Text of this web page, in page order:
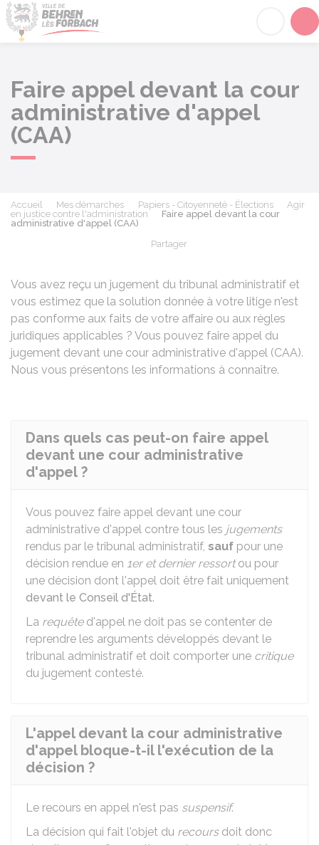
Faire appel devant la cour
administrative d'appel
(CAA)
Accueil Mes démarches Papiers - Citoyenneté - Élections
Agir
en justice contre l'administration
Faire appel devant la cour
administrative d'appel (CAA)
Partager
Vous avez reçu un jugement du tribunal administratif et
vous estimez que la solution donnée à votre litige n'est
pas conforme aux faits de votre affaire ou aux règles
juridiques applicables ? Vous pouvez faire appel du
jugement devant une cour administrative d'appel (CAA).
Nous vous présentons les informations à connaître.
Dans quels cas peut-on faire appel
devant une cour administrative
d'appel ?
Vous pouvez faire appel devant une cour
administrative d'appel contre tous les jugements
rendus par le tribunal administratif, sauf pour une
décision rendue en 1er et dernier ressortou pour
une décision dont l'appel doit être fait uniquement
devant le Conseil d'État.
La requêted'appel ne doit pas se contenter de
reprendre les arguments développés devant le
tribunal administratif et doit comporter une critique
du jugement contesté.
L'appel devant la cour administrative
d'appel bloque-t-il l'exécution de la
décision ?
Le recours en appel n'est pas suspensif.
La décision qui fait l'objet du recoursdoit donc